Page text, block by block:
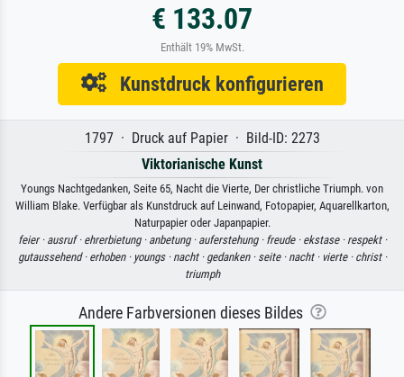
€ 133.07
Enthält 19% MwSt.
Kunstdruck konfigurieren
1797 · Druck auf Papier · Bild-ID: 2273
Viktorianische Kunst
Youngs Nachtgedanken, Seite 65, Nacht die Vierte, Der christliche Triumph. von
William Blake. Verfügbar als Kunstdruck auf Leinwand, Fotopapier, Aquarellkarton,
Naturpapier oder Japanpapier.
feier · ausruf · ehrerbietung · anbetung · auferstehung · freude · ekstase · respekt ·
gutaussehend · erhoben · youngs · nacht · gedanken · seite · nacht · vierte · christ ·
triumph
Andere Farbversionen dieses Bildes